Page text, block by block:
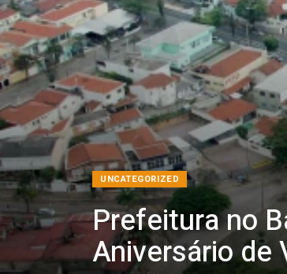
UNCATEGORIZED
Prefeitura no
Aniversário de